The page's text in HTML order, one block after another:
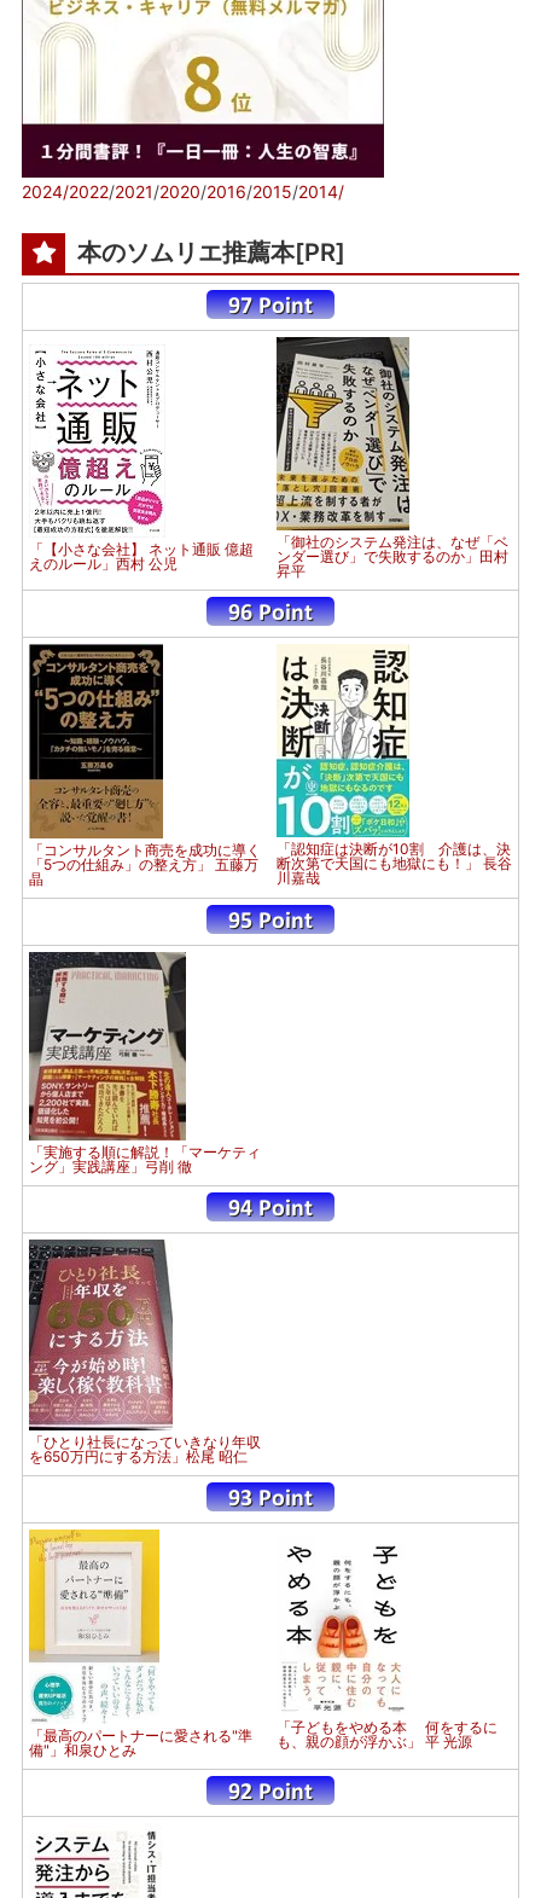
2024/2022/2021/2020/2016/2015/2014/
本のソムリエ推薦本[PR]
「【小さな会社】 ネット通販 億超
えのルール」西村 公児
「御社のシステム発注は、なぜ「ベ
ンダー選び」で失敗するのか」田村
昇平
「コンサルタント商売を成功に導く
「5つの仕組み」の整え方」 五藤万
晶
「認知症は決断が10割 介護は、決
断次第で天国にも地獄にも！」 長谷
川嘉哉
「実施する順に解説！「マーケティ
ング」実践講座」弓削 徹
「ひとり社長になっていきなり年収
を650万円にする方法」松尾 昭仁
「最高のパートナーに愛される"準
備"」和泉ひとみ
「子どもをやめる本 何をするに
も、親の顔が浮かぶ」 平 光源